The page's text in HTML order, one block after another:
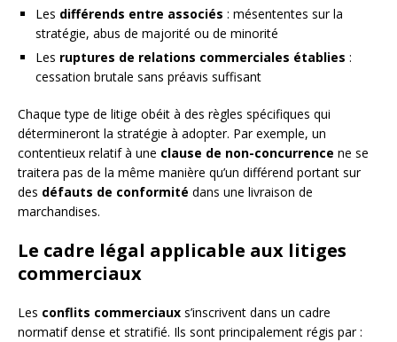
Les différends entre associés : mésententes sur la
stratégie, abus de majorité ou de minorité
Les ruptures de relations commerciales établies :
cessation brutale sans préavis suffisant
Chaque type de litige obéit à des règles spécifiques qui
détermineront la stratégie à adopter. Par exemple, un
contentieux relatif à une clause de non-concurrence ne se
traitera pas de la même manière qu’un différend portant sur
des défauts de conformité dans une livraison de
marchandises.
Le cadre légal applicable aux litiges
commerciaux
Les conflits commerciaux s’inscrivent dans un cadre
normatif dense et stratifié. Ils sont principalement régis par :